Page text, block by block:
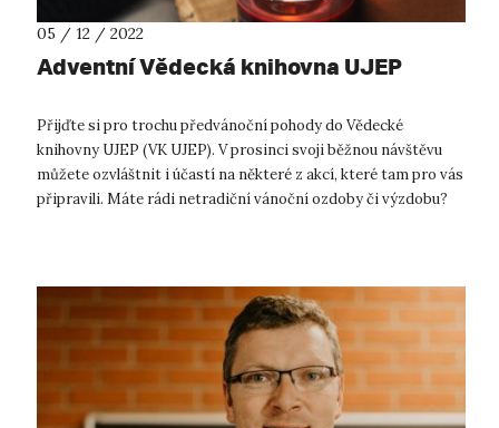
05 / 12 / 2022
Adventní Vědecká knihovna UJEP
Přijďte si pro trochu předvánoční pohody do Vědecké
knihovny UJEP (VK UJEP). V prosinci svoji běžnou návštěvu
můžete ozvláštnit i účastí na některé z akcí, které tam pro vás
připravili. Máte rádi netradiční vánoční ozdoby či výzdobu?